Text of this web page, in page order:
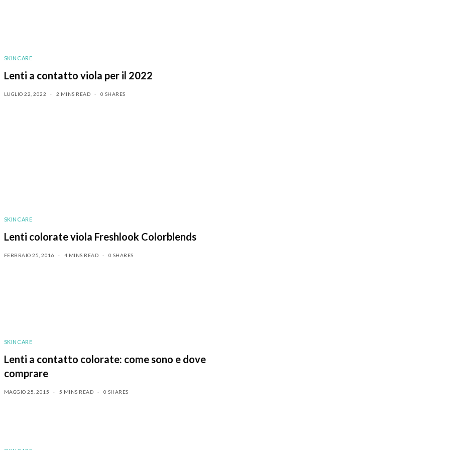
SKINCARE
Lenti a contatto viola per il 2022
LUGLIO 22, 2022 2 MINS READ 0 SHARES
SKINCARE
Lenti colorate viola Freshlook Colorblends
FEBBRAIO 25, 2016 4 MINS READ 0 SHARES
SKINCARE
Lenti a contatto colorate: come sono e dove
comprare
MAGGIO 25, 2015 5 MINS READ 0 SHARES